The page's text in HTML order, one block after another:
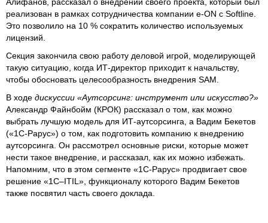
реализован в рамках сотрудничества компании e-ON с Softline.
Это позволило на 10 % сократить количество используемых
лицензий.
Секция закончила свою работу деловой игрой, моделирующей
такую ситуацию, когда ИТ-директор приходит к начальству,
чтобы обосновать целесообразность внедрения SAM.
В ходе дискуссии «Аутсорсинг: инструмент или искусство?»
Александр Файнбойм (КРОК) рассказал о том, как можно
выбрать лучшую модель для ИТ-аутсорсинга, а Вадим Бекетов
(«1С-Рарус») о том, как подготовить компанию к внедрению
аутсорсинга. Он рассмотрел основные риски, которые может
нести такое внедрение, и рассказал, как их можно избежать.
Напомним, что в этом сегменте «1С-Рарус» продвигает свое
решение «1С–ITIL», функционалу которого Вадим Бекетов
также посвятил часть своего доклада.